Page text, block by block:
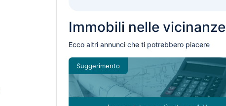
Immobili nelle vicinanze
Ecco altri annunci che ti potrebbero piacere
Suggerimento